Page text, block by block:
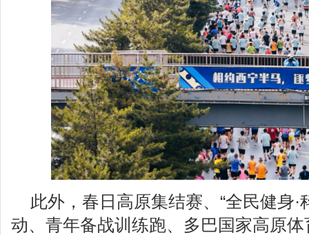
此外，春日高原集结赛、“全民健身·
动、青年备战训练跑、多巴国家高原